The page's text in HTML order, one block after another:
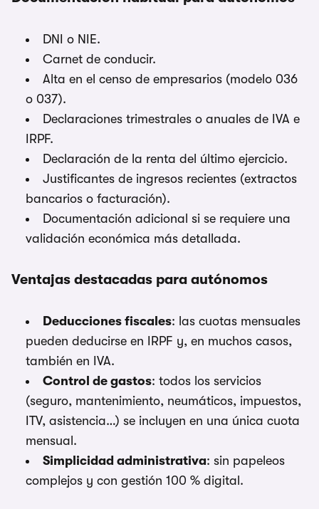
DNI o NIE.
Carnet de conducir.
Alta en el censo de empresarios (modelo 036
o 037).
Declaraciones trimestrales o anuales de IVA e
IRPF.
Declaración de la renta del último ejercicio.
Justificantes de ingresos recientes (extractos
bancarios o facturación).
Documentación adicional si se requiere una
validación económica más detallada.
Ventajas destacadas para autónomos
Deducciones fiscales: las cuotas mensuales
pueden deducirse en IRPF y, en muchos casos,
también en IVA.
Control de gastos: todos los servicios
(seguro, mantenimiento, neumáticos, impuestos,
ITV, asistencia…) se incluyen en una única cuota
mensual.
Simplicidad administrativa: sin papeleos
complejos y con gestión 100 % digital.